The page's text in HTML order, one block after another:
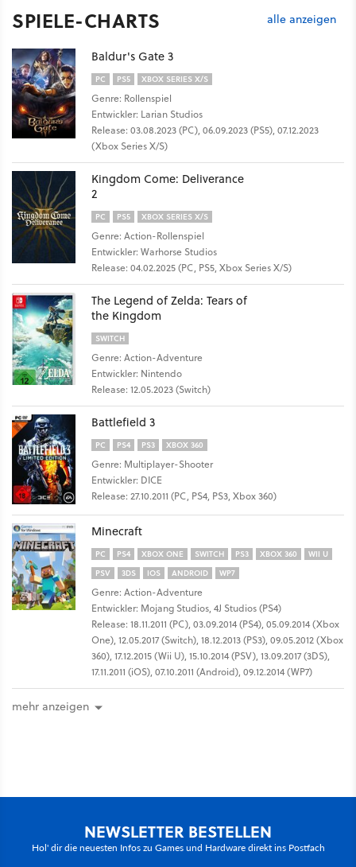
SPIELE-CHARTS alle anzeigen
Baldur's Gate 3
PC PS5 XBOX SERIES X/S
Genre: Rollenspiel
Entwickler: Larian Studios
Release: 03.08.2023 (PC), 06.09.2023 (PS5), 07.12.2023
(Xbox Series X/S)
Kingdom Come: Deliverance
2
PC PS5 XBOX SERIES X/S
Genre: Action-Rollenspiel
Entwickler: Warhorse Studios
Release: 04.02.2025 (PC, PS5, Xbox Series X/S)
The Legend of Zelda: Tears of
the Kingdom
SWITCH
Genre: Action-Adventure
Entwickler: Nintendo
Release: 12.05.2023 (Switch)
Battlefield 3
PC PS4 PS3 XBOX 360
Genre: Multiplayer-Shooter
Entwickler: DICE
Release: 27.10.2011 (PC, PS4, PS3, Xbox 360)
Minecraft
PC PS4 XBOX ONE SWITCH PS3 XBOX 360
WII U
PSV
3DS IOS ANDROID WP7
Genre: Action-Adventure
Entwickler: Mojang Studios, 4J Studios (PS4)
Release: 18.11.2011 (PC), 03.09.2014 (PS4), 05.09.2014 (Xbox
One), 12.05.2017 (Switch), 18.12.2013 (PS3), 09.05.2012 (Xbox
360), 17.12.2015 (Wii U), 15.10.2014 (PSV), 13.09.2017 (3DS),
17.11.2011 (iOS), 07.10.2011 (Android), 09.12.2014 (WP7)
mehr anzeigen
NEWSLETTER BESTELLEN
Hol' dir die neuesten Infos zu Games und Hardware direkt ins Postfach